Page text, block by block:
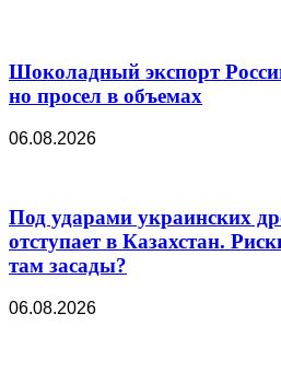
Шоколадный экспорт
но просел в объемах
06.08.2026
Под ударами украинских
отступает в Казахстан.
там засады?
06.08.2026